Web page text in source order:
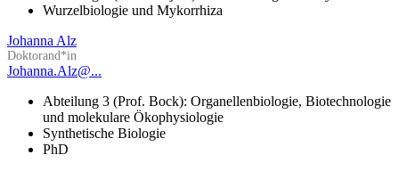
Wurzelbiologie und Mykorrhiza
Johanna Alz
Doktorand*in
Johanna.Alz@...
Abteilung 3 (Prof. Bock): Organellenbiologie, Biotechnologie
und molekulare Ökophysiologie
Synthetische Biologie
PhD